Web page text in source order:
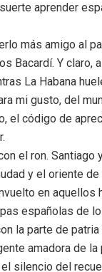
aprender
más amigo al
Bacardí. Y claro,
La Habana
mi gusto, del
el código de
el ron.
y el oriente
en
españolas de
la parte de
amadora de
el silencio del